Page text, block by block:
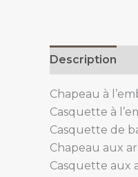
Description
Chapeau à
Casquette à
Casquette de
Chapeau aux
Casquette aux